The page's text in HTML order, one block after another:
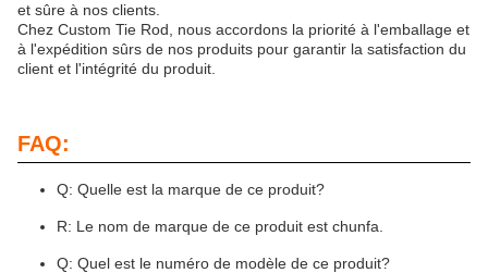
et sûre à nos clients.
Chez Custom Tie Rod, nous accordons la priorité à l'emballage et
à l'expédition sûrs de nos produits pour garantir la satisfaction du
client et l'intégrité du produit.
FAQ:
Q: Quelle est la marque de ce produit?
R: Le nom de marque de ce produit est chunfa.
Q: Quel est le numéro de modèle de ce produit?